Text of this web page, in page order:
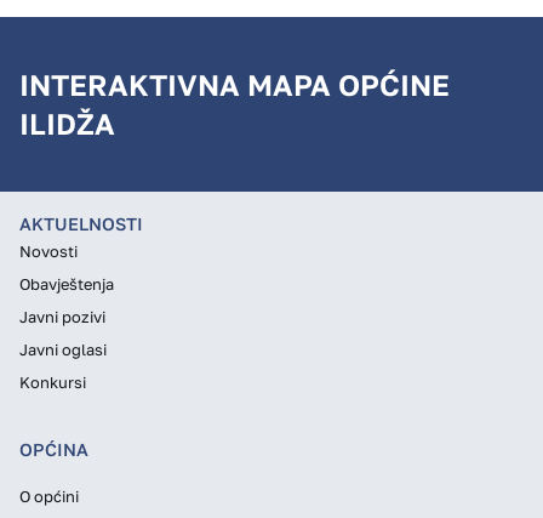
INTERAKTIVNA MAPA OPĆINE
ILIDŽA
AKTUELNOSTI
Novosti
Obavještenja
Javni pozivi
Javni oglasi
Konkursi
OPĆINA
O općini